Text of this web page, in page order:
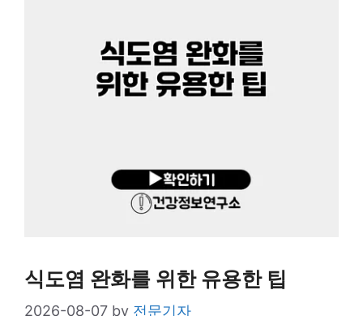
식도염 완화를 위한 유용한 팁
2026-08-07 by 전문기자